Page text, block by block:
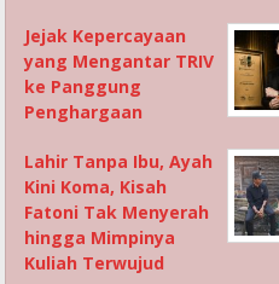
Jejak Kepercayaan
yang Mengantar TRIV
ke Panggung
Penghargaan
Lahir Tanpa Ibu, Ayah
Kini Koma, Kisah
Fatoni Tak Menyerah
hingga Mimpinya
Kuliah Terwujud